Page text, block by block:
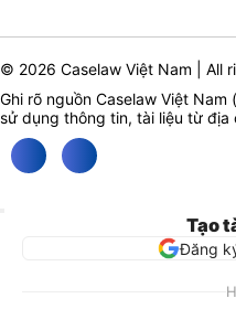
© 2026 Caselaw Việt Nam | All
Ghi rõ nguồn Caselaw Việt Nam (
sử dụng thông tin, tài liệu từ địa
Tạo
Đăng